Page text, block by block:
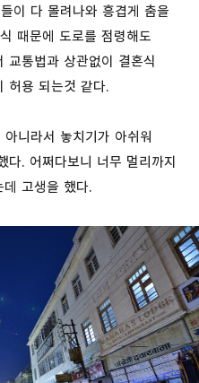
이 다 몰려나와 흥겹게 춤을
때문에 도로를 점령해도
교통법과 상관없이 결혼식
허용 되는것 같다.
니라서 놓치기가 아쉬워
다. 어쩌다보니 너무 멀리까지
고생을 했다.